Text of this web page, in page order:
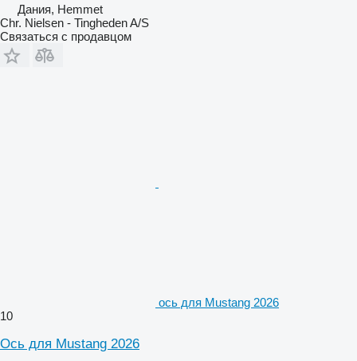
Дания, Hemmet
Chr. Nielsen - Tingheden A/S
Связаться с продавцом
ось для Mustang 2026
10
Ось для Mustang 2026